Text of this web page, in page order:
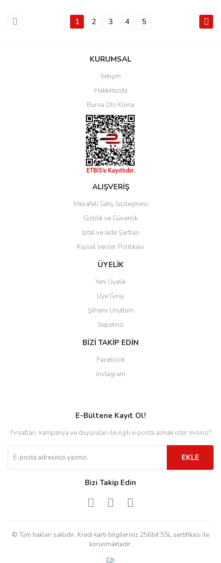
1 2 3 4 5
KURUMSAL
İletişim
Hakkımızda
Bursa Oto Klima
ALIŞVERİŞ
Mesafeli Satış Sözleşmesi
Gizlilik ve Güvenlik
İptal ve İade Şartları
Kişisel Veriler Politikası
ÜYELİK
Yeni Üyelik
Üye Girişi
Şifremi Unuttum
Sepetiniz
BİZİ TAKİP EDİN
Facebook
Instagram
E-Bültene Kayıt Ol!
Fırsatları, kampanya ve duyuruları ile ilgili e-posta almak ister misiniz?
EKLE
Bizi Takip Edin
© Tüm hakları saklıdır. Kredi kartı bilgileriniz 256bit SSL sertifikası ile
korunmaktadır.